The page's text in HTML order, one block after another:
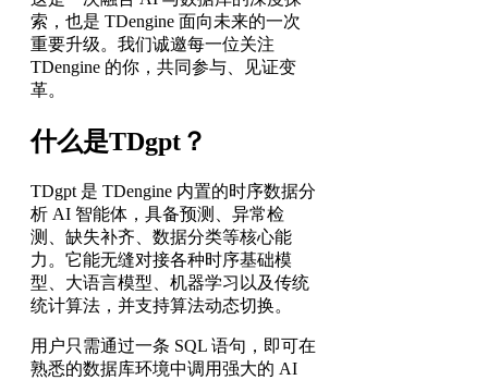
索，也是 TDengine 面向未来的一次
重要升级。我们诚邀每一位关注
TDengine 的你，共同参与、见证变
革。
什么是TDgpt？
TDgpt 是 TDengine 内置的时序数据分
析 AI 智能体，具备预测、异常检
测、缺失补齐、数据分类等核心能
力。它能无缝对接各种时序基础模
型、大语言模型、机器学习以及传统
统计算法，并支持算法动态切换。
用户只需通过一条 SQL 语句，即可在
熟悉的数据库环境中调用强大的 AI